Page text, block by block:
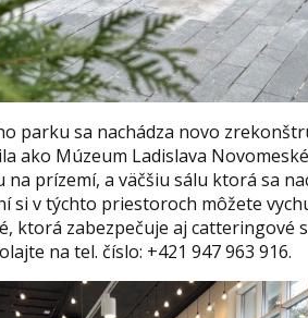
parku sa nachádza novo
ako Múzeum Ladislava
prízemí, a väčšiu sálu ktorá sa
si v týchto priestoroch môžete
ktorá zabezpečuje aj catteringové
na tel. číslo: +421 947 963 916.